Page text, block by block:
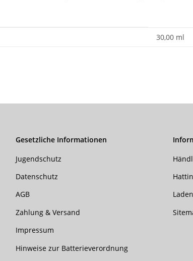
30,00 ml
Gesetzliche Informationen
Jugendschutz
Datenschutz
AGB
Zahlung & Versand
Impressum
Hinweise zur Batterieverordnung